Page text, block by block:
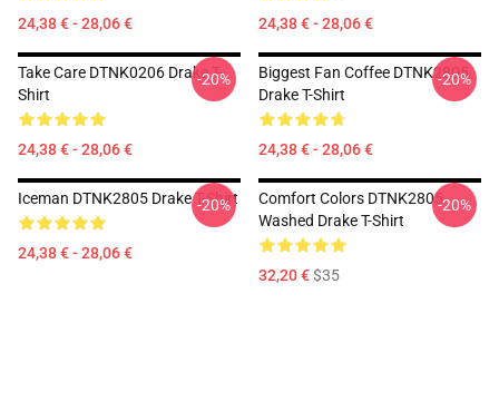
24,38 € - 28,06 € 24,38 € - 28,06 €
Take Care DTNK0206 Drake T-
Shirt
24,38 € - 28,06 €
-20%
Biggest Fan Coffee DTNK2805
Drake T-Shirt
24,38 € - 28,06 €
-20%
Iceman DTNK2805 Drake T-Shirt
24,38 € - 28,06 €
-20%
Comfort Colors DTNK2805
Washed Drake T-Shirt
32,20 €$35
-20%